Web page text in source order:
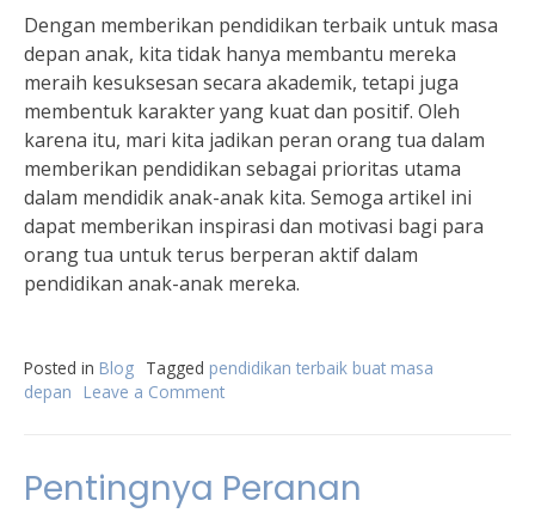
Dengan memberikan pendidikan terbaik untuk masa
depan anak, kita tidak hanya membantu mereka
meraih kesuksesan secara akademik, tetapi juga
membentuk karakter yang kuat dan positif. Oleh
karena itu, mari kita jadikan peran orang tua dalam
memberikan pendidikan sebagai prioritas utama
dalam mendidik anak-anak kita. Semoga artikel ini
dapat memberikan inspirasi dan motivasi bagi para
orang tua untuk terus berperan aktif dalam
pendidikan anak-anak mereka.
Posted in Blog Tagged pendidikan terbaik buat masa
depan
Leave a Comment
dalam
Pentingnya Peranan